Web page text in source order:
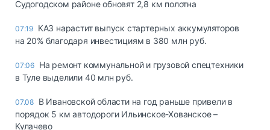
Судогодском районе обновят 2,8 км полотна
07:19 КАЗ нарастит выпуск стартерных аккумуляторов
на 20% благодаря инвестициям в 380 млн руб.
07:06 На ремонт коммунальной и грузовой спецтехники
в Туле выделили 40 млн руб.
07.08 В Ивановской области на год раньше привели в
порядок 5 км автодороги Ильинское-Хованское –
Кулачево